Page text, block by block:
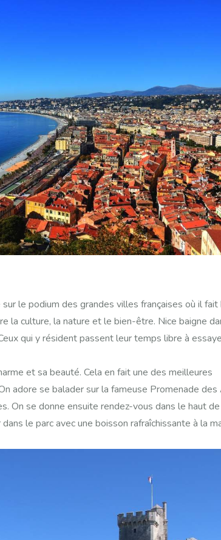
le podium des grandes villes françaises où il fait
la culture, la nature et le bien-être. Nice baigne
qui y résident passent leur temps libre à
et sa beauté. Cela en fait une des meilleures
adore se balader sur la fameuse Promenade des
On se donne ensuite rendez-vous dans le haut
le parc avec une boisson rafraîchissante à la